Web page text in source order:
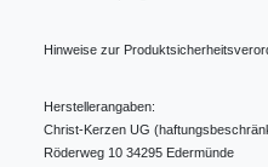
Hinweise zur
Herstellerangaben:
Christ-Kerzen UG
Röderweg 10 34295 Edermünde